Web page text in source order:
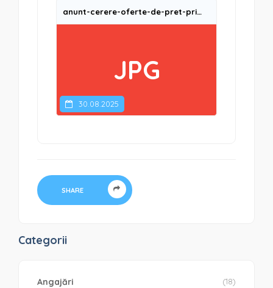
Categorii
Angajări (18)
anunt-cerere-oferte-de-pret-privind-serviciul-de-creare-al-website-lui-organizatiei-asociatiei-ecou-ro
JPG
30.08.2025
SHARE